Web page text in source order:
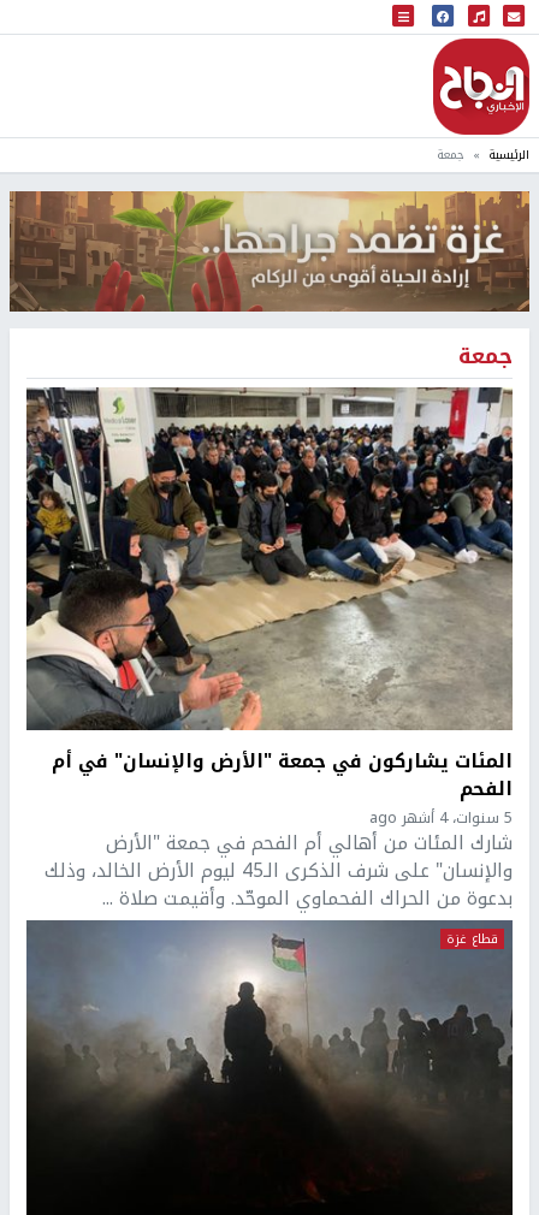
البث المباشر
إذاعة النجاح
الرئيسية جمعة
جمعة
المئات يشاركون في جمعة "الأرض والإنسان" في أم
الفحم
5 سنوات، 4 أشهر ago
شارك المئات من أهالي أم الفحم في جمعة "الأرض
والإنسان" على شرف الذكرى الـ45 ليوم الأرض الخالد، وذلك
بدعوة من الحراك الفحماوي الموحّد. وأقيمت صلاة ...
قطاع غزة